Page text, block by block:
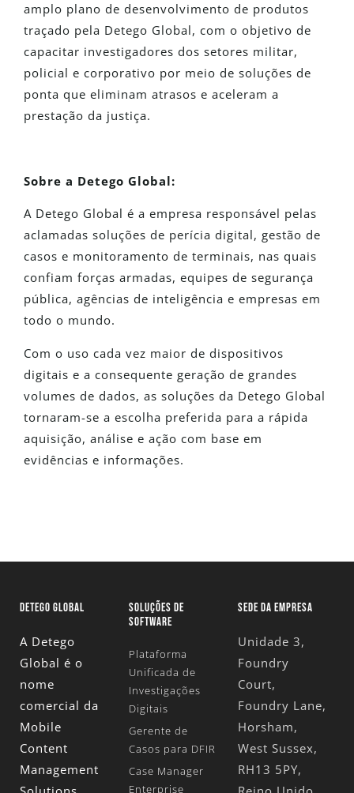
amplo plano de desenvolvimento de produtos
traçado pela Detego Global, com o objetivo de
capacitar investigadores dos setores militar,
policial e corporativo por meio de soluções de
ponta que eliminam atrasos e aceleram a
prestação da justiça.
Sobre a Detego Global:
A Detego Global é a empresa responsável pelas
aclamadas soluções de perícia digital, gestão de
casos e monitoramento de terminais, nas quais
confiam forças armadas, equipes de segurança
pública, agências de inteligência e empresas em
todo o mundo.
Com o uso cada vez maior de dispositivos
digitais e a consequente geração de grandes
volumes de dados, as soluções da Detego Global
tornaram-se a escolha preferida para a rápida
aquisição, análise e ação com base em
evidências e informações.
DETEGO GLOBAL
A Detego
Global é o
nome
comercial da
Mobile
Content
Management
SOLUÇÕES DE
SOFTWARE
Plataforma
Unificada de
Investigações
Digitais
Gerente de
Casos para DFIR
Case Manager
Enterprise
SEDE DA EMPRESA
Unidade 3,
Foundry
Court,
Foundry Lane,
Horsham,
West Sussex,
RH13 5PY,